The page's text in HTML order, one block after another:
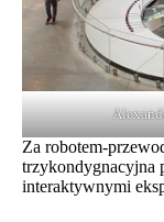
Za robotem-
trzykondygnacyjna
interaktywnymi